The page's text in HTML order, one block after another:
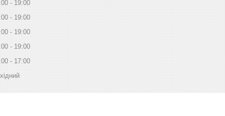
19:00
19:00
19:00
19:00
17:00